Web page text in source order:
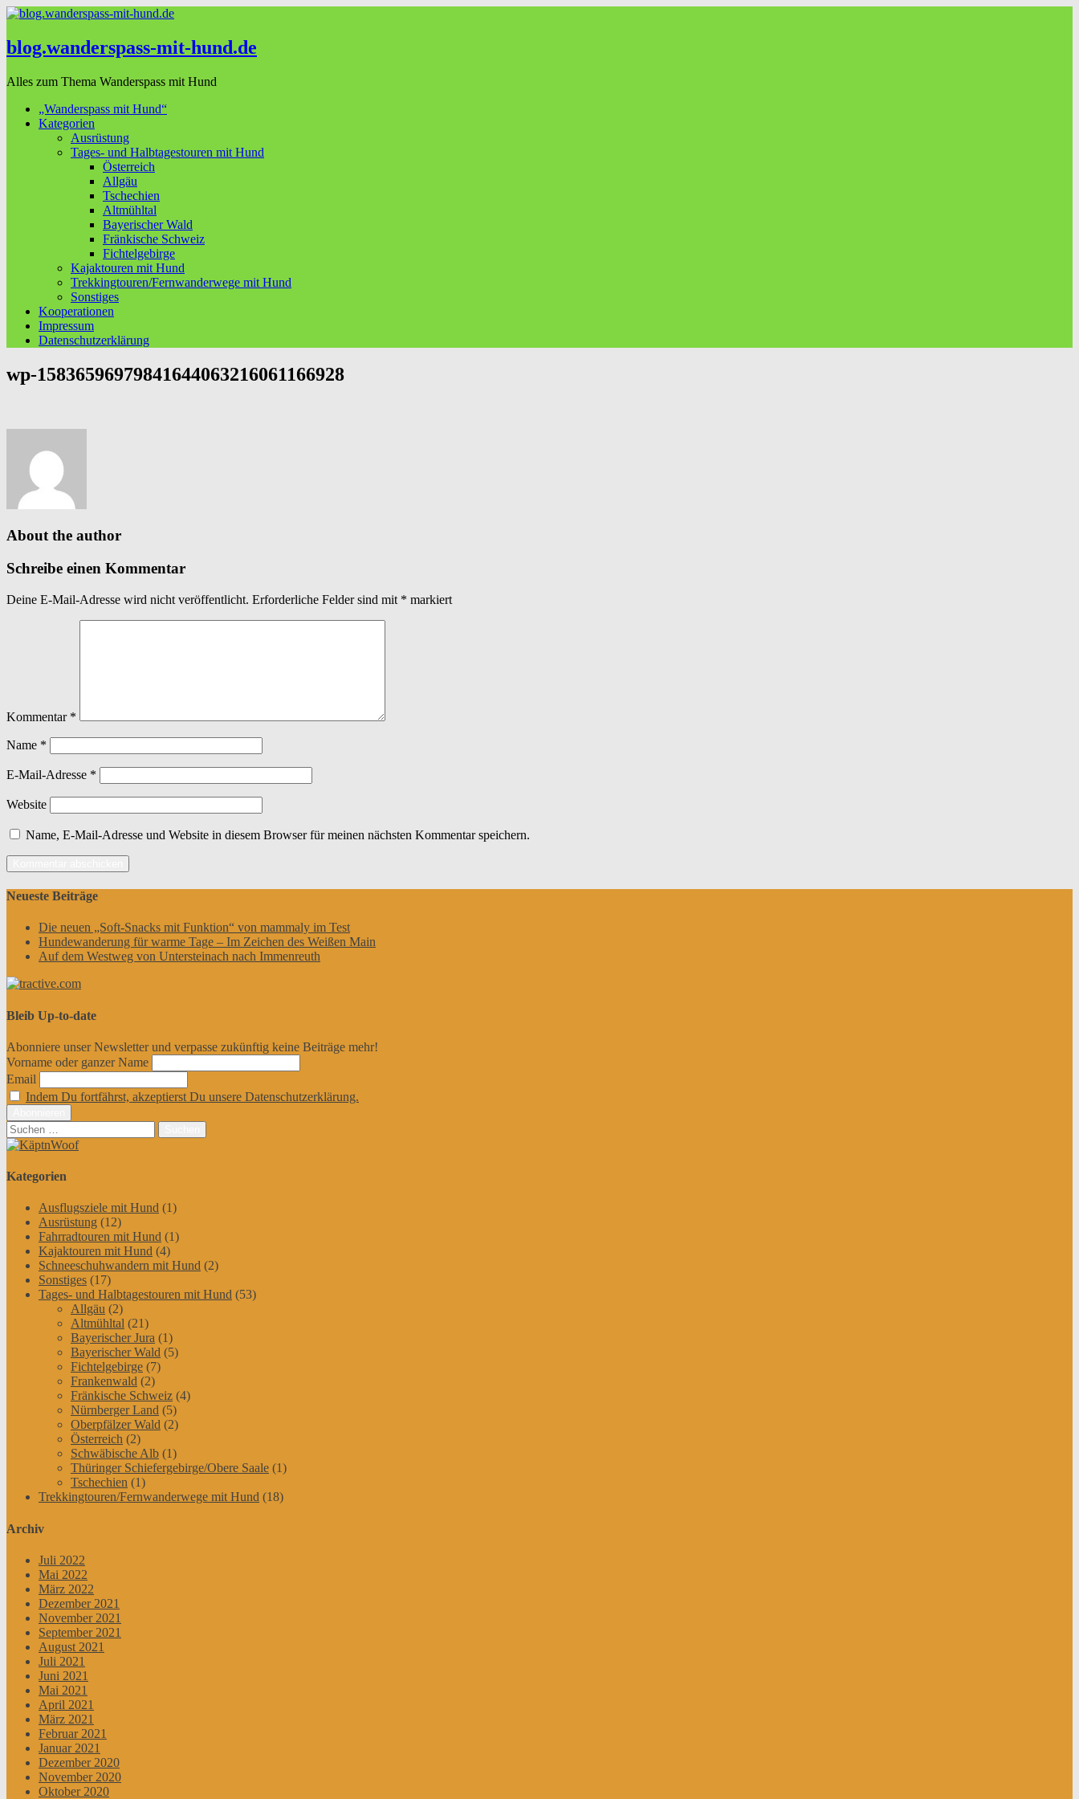
blog.wanderspass-mit-hund.de
Alles zum Thema Wanderspass mit Hund
„Wanderspass mit Hund“
Kategorien
Ausrüstung
Tages- und Halbtagestouren mit Hund
Österreich
Allgäu
Tschechien
Altmühltal
Bayerischer Wald
Fränkische Schweiz
Fichtelgebirge
Kajaktouren mit Hund
Trekkingtouren/Fernwanderwege mit Hund
Sonstiges
Kooperationen
Impressum
Datenschutzerklärung
wp-15836596979841644063216061166928
About the author
Schreibe einen Kommentar
Deine E-Mail-Adresse wird nicht veröffentlicht. Erforderliche Felder sind mit * markiert
Kommentar *
Name *
E-Mail-Adresse *
Website
Name, E-Mail-Adresse und Website in diesem Browser für meinen nächsten Kommentar speichern.
Neueste Beiträge
Die neuen „Soft-Snacks mit Funktion“ von mammaly im Test
Hundewanderung für warme Tage – Im Zeichen des Weißen Main
Auf dem Westweg von Untersteinach nach Immenreuth
Bleib Up-to-date
Abonniere unser Newsletter und verpasse zukünftig keine Beiträge mehr!
Vorname oder ganzer Name
Email
Indem Du fortfährst, akzeptierst Du unsere Datenschutzerklärung.
Suchen
nach:
Kategorien
Ausflugsziele mit Hund (1)
Ausrüstung (12)
Fahrradtouren mit Hund (1)
Kajaktouren mit Hund (4)
Schneeschuhwandern mit Hund (2)
Sonstiges (17)
Tages- und Halbtagestouren mit Hund (53)
Allgäu (2)
Altmühltal (21)
Bayerischer Jura (1)
Bayerischer Wald (5)
Fichtelgebirge (7)
Frankenwald (2)
Fränkische Schweiz (4)
Nürnberger Land (5)
Oberpfälzer Wald (2)
Österreich (2)
Schwäbische Alb (1)
Thüringer Schiefergebirge/Obere Saale (1)
Tschechien (1)
Trekkingtouren/Fernwanderwege mit Hund (18)
Archiv
Juli 2022
Mai 2022
März 2022
Dezember 2021
November 2021
September 2021
August 2021
Juli 2021
Juni 2021
Mai 2021
April 2021
März 2021
Februar 2021
Januar 2021
Dezember 2020
November 2020
Oktober 2020